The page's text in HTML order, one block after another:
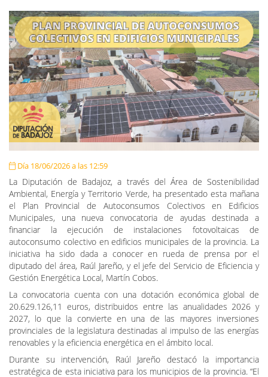
Día 18/06/2026 a las 12:59
La Diputación de Badajoz, a través del Área de Sostenibilidad
Ambiental, Energía y Territorio Verde, ha presentado esta mañana
el Plan Provincial de Autoconsumos Colectivos en Edificios
Municipales, una nueva convocatoria de ayudas destinada a
financiar la ejecución de instalaciones fotovoltaicas de
autoconsumo colectivo en edificios municipales de la provincia. La
iniciativa ha sido dada a conocer en rueda de prensa por el
diputado del área, Raúl Jareño, y el jefe del Servicio de Eficiencia y
Gestión Energética Local, Martín Cobos.
La convocatoria cuenta con una dotación económica global de
20.629.126,11 euros, distribuidos entre las anualidades 2026 y
2027, lo que la convierte en una de las mayores inversiones
provinciales de la legislatura destinadas al impulso de las energías
renovables y la eficiencia energética en el ámbito local.